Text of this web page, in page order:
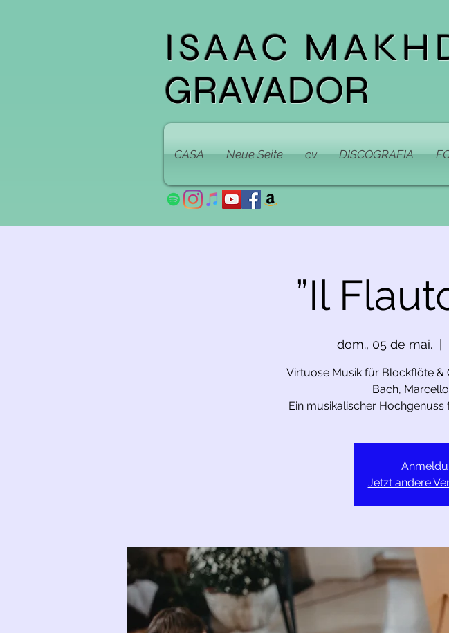
ISAAC
GRAVADOR
CASA Neue Seite cv DISCOGRAFIA
”Il
dom., 05 de mai.
  |
Virtuose Musik für Blockflöte &
Bach,
Ein musikalischer
Jetzt andere